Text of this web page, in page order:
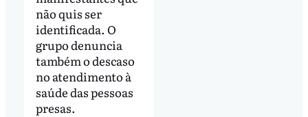
não quis ser
identificada. O
grupo denuncia
também o descaso
no atendimento à
saúde das pessoas
presas.